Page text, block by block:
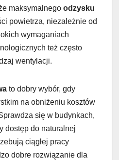
maksymalnego odzysku
powietrza, niezależnie od
wymaganiach
też często
wentylacji.
to dobry wybór, gdy
na obniżeniu kosztów
się w budynkach,
dostęp do naturalnej
ciągłej pracy
dobre rozwiązanie dla